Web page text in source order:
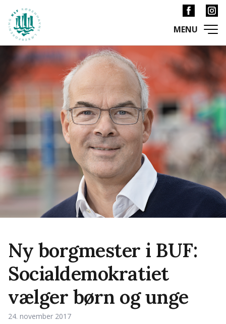
Ny borgmester i BUF:
Socialdemokratiet
vælger børn og unge
24. november 2017